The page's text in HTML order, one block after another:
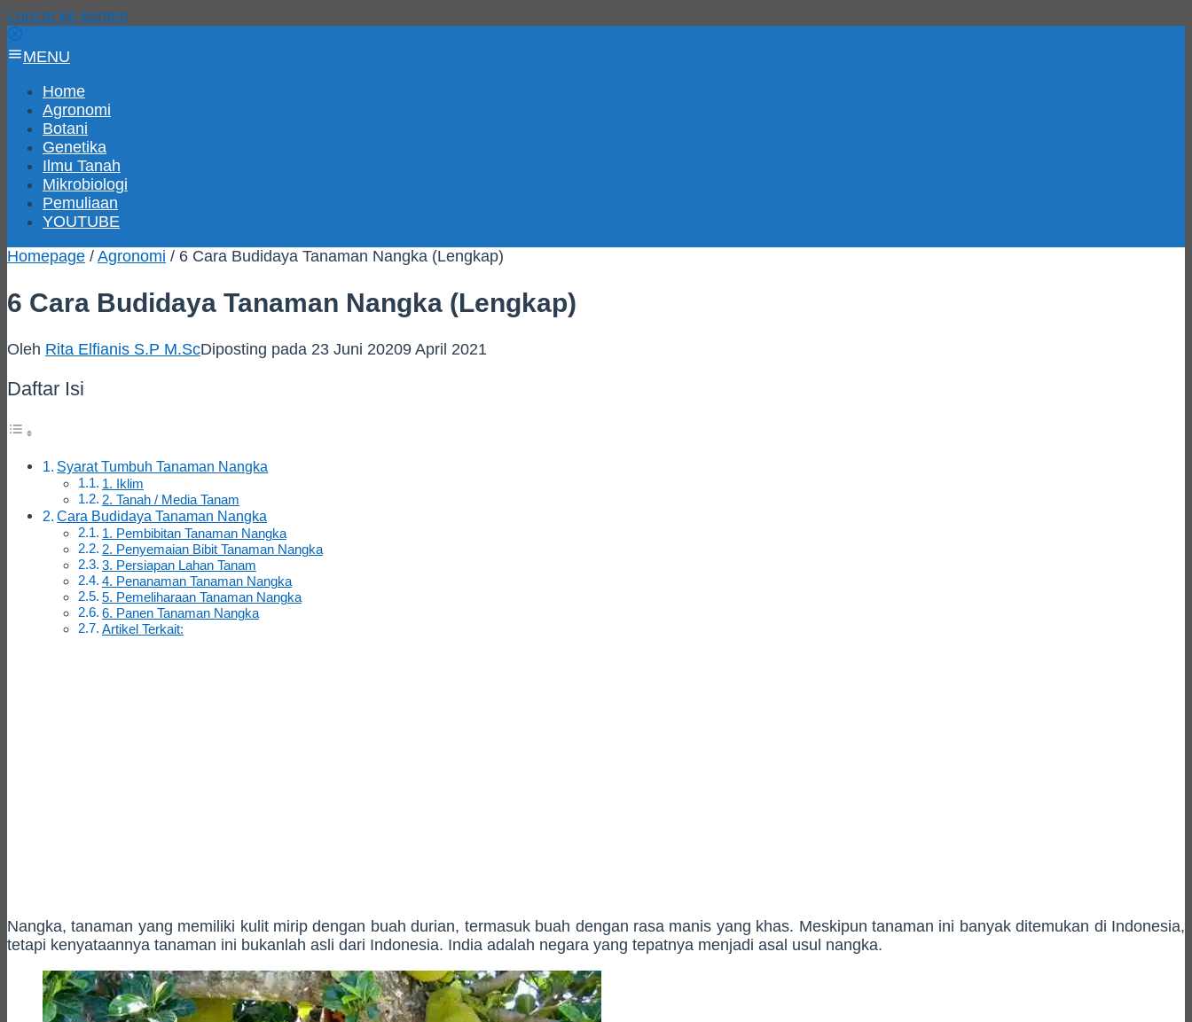
Loncat ke konten
MENU
Home
Agronomi
Botani
Genetika
Ilmu Tanah
Mikrobiologi
Pemuliaan
YOUTUBE
Homepage / Agronomi / 6 Cara Budidaya Tanaman Nangka (Lengkap)
6 Cara Budidaya Tanaman Nangka (Lengkap)
Oleh Rita Elfianis S.P M.ScDiposting pada 23 Juni 20209 April 2021
Daftar Isi
Syarat Tumbuh Tanaman Nangka
1. Iklim
2. Tanah / Media Tanam
Cara Budidaya Tanaman Nangka
1. Pembibitan Tanaman Nangka
2. Penyemaian Bibit Tanaman Nangka
3. Persiapan Lahan Tanam
4. Penanaman Tanaman Nangka
5. Pemeliharaan Tanaman Nangka
6. Panen Tanaman Nangka
Artikel Terkait:
Nangka, tanaman yang memiliki kulit mirip dengan buah durian, termasuk buah dengan rasa manis yang khas. Meskipun tanaman ini banyak ditemukan di Indonesia,
tetapi kenyataannya tanaman ini bukanlah asli dari Indonesia. India adalah negara yang tepatnya menjadi asal usul nangka.